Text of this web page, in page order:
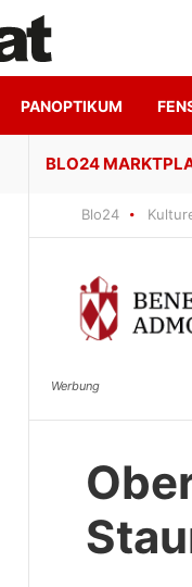
PANOPTIKUM
Blo24